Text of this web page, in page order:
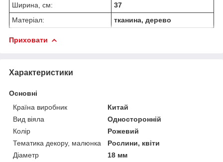
Ширина, см:
37
Матеріал:
тканина, дерево
Приховати
Характеристики
Основні
Країна виробник
Китай
Вид віяла
Односторонній
Колір
Рожевий
Тематика декору, малюнка
Рослини, квіти
Діаметр
18 мм